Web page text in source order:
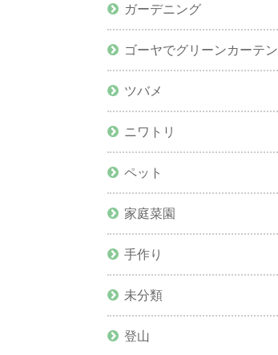
ガーデニング
ゴーヤでグリーンカーテン
ツバメ
ニワトリ
ペット
家庭菜園
手作り
未分類
登山